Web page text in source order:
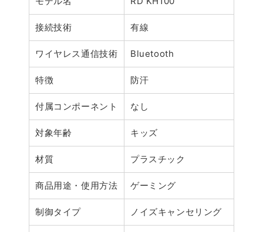
接続技術 有線
ワイヤレス通信技術 Bluetooth
特徴 防汗
付属コンポーネント なし
対象年齢 キッズ
材質 プラスチック
商品用途・使用方法 ゲーミング
制御タイプ ノイズキャンセリング